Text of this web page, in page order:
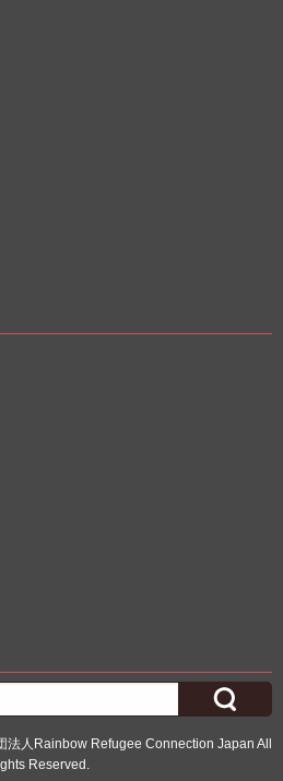
人Rainbow Refugee Connection Japan All
Reserved.